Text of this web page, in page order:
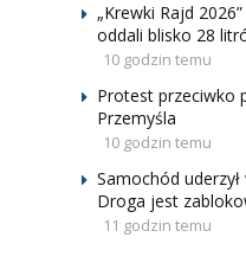
„Krewki Rajd
oddali blisko 28
10 godzin temu
Protest przeciwko
Przemyśla
10 godzin temu
Samochód
Droga jest
11 godzin temu